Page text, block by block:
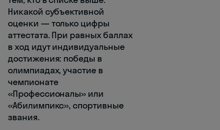
Никакой субъективной
оценки — только цифры
аттестата. При равных баллах
в ход идут индивидуальные
достижения: победы в
олимпиадах, участие в
чемпионате
«Профессионалы» или
«Абилимпикс», спортивные
звания.